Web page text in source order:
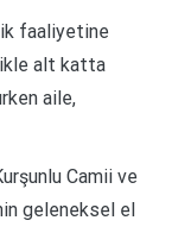
faaliyetine
alt katta
aile,
Camii ve
geleneksel el